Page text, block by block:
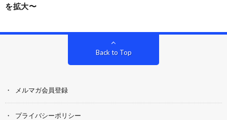
を拡大〜
Back to Top
メルマガ会員登録
プライバシーポリシー